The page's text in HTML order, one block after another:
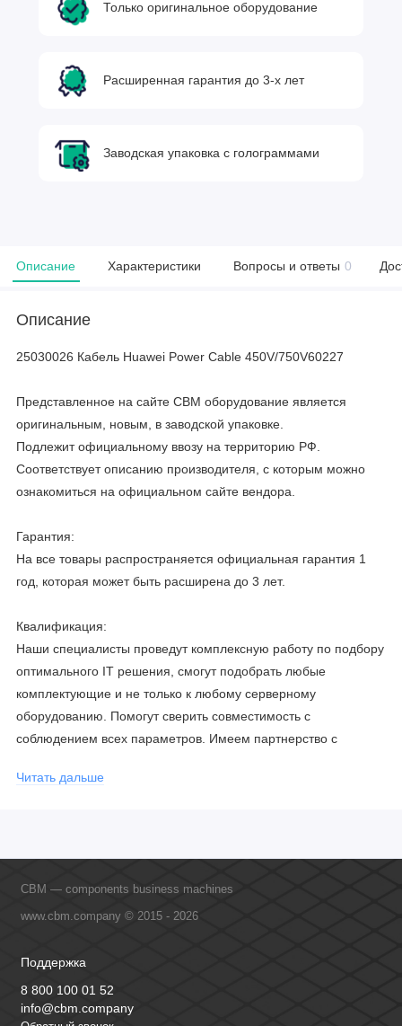
Только оригинальное оборудование
Расширенная гарантия до 3-х лет
Заводская упаковка с голограммами
Описание Характеристики Вопросы и ответы 0
Описание
25030026 Кабель Huawei Power Cable 450V/750V60227
Представленное на сайте CBM оборудование является
оригинальным, новым, в заводской упаковке.
Подлежит официальному ввозу на территорию РФ.
Соответствует описанию производителя, с которым можно
ознакомиться на официальном сайте вендора.
Гарантия:
На все товары распространяется официальная гарантия 1
год, которая может быть расширена до 3 лет.
Квалификация:
Наши специалисты проведут комплексную работу по подбору
оптимального IT решения, смогут подобрать любые
комплектующие и не только к любому серверному
оборудованию. Помогут сверить совместимость с
соблюдением всех параметров. Имеем партнерство с
обучение сотрудников, что позволяет исключить ошибки даже
Читать дальше
CBM — components business machines
www.cbm.company © 2015 - 2026
Поддержка
8 800 100 01 52
info@cbm.company